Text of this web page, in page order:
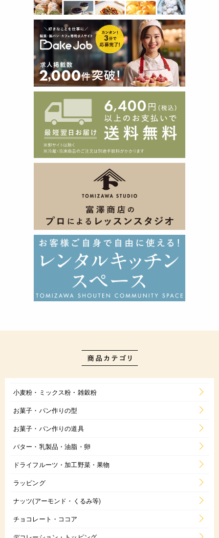
小麦粉・ミックス粉・雑穀粉
お菓子・パン作りの型
お菓子・パン作りの道具
バター・乳製品・油脂・卵
ドライフルーツ・加工野菜・果物
ラッピング
ナッツ(アーモンド・くるみ等)
チョコレート・ココア